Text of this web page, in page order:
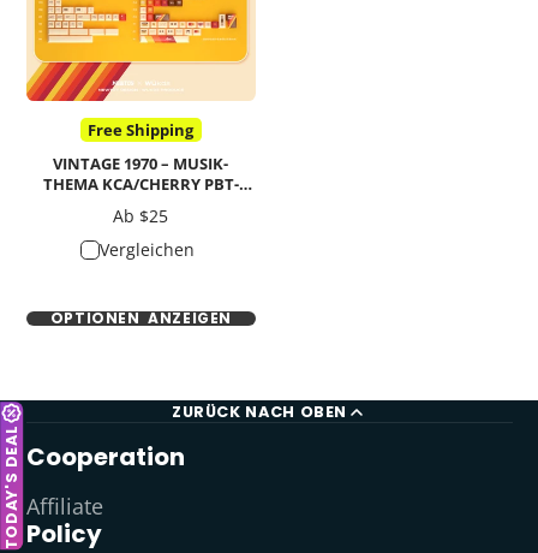
TODAY'S DEAL
Free Shipping
VINTAGE 1970 – MUSIK-
THEMA KCA/CHERRY PBT-
TASTENKAPPE
Preis
Ab $25
Vergleichen
OPTIONEN ANZEIGEN
ZURÜCK NACH OBEN
Cooperation
Affiliate
Policy